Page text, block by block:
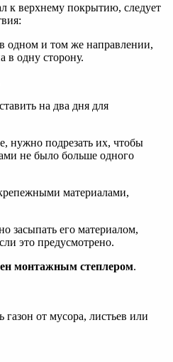
к верхнему покрытию, следует
одном и том же направлении,
в одну сторону.
на два дня для
нужно подрезать их, чтобы
не было больше одного
материалами,
засыпать его материалом,
это предусмотрено.
монтажным степлером.
от мусора, листьев или